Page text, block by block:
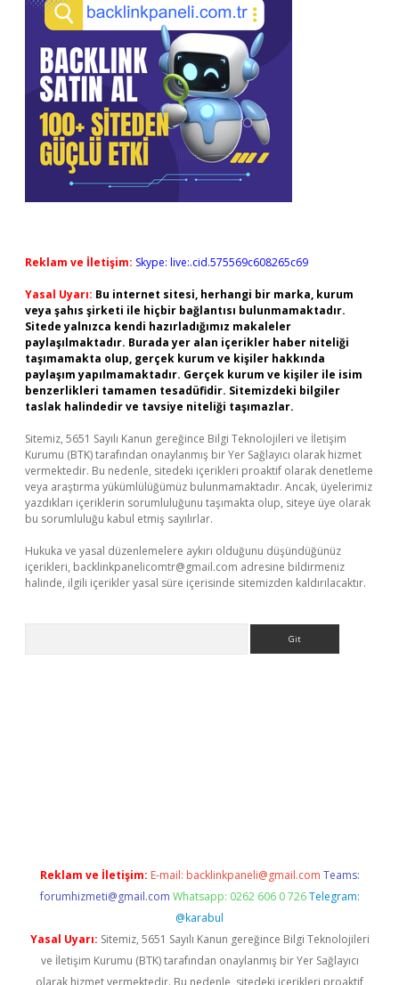
Reklam ve İletişim: Skype: live:.cid.575569c608265c69
Yasal Uyarı: Bu internet sitesi, herhangi bir marka, kurum
veya şahıs şirketi ile hiçbir bağlantısı bulunmamaktadır.
Sitede yalnızca kendi hazırladığımız makaleler
paylaşılmaktadır. Burada yer alan içerikler haber niteliği
taşımamakta olup, gerçek kurum ve kişiler hakkında
paylaşım yapılmamaktadır. Gerçek kurum ve kişiler ile isim
benzerlikleri tamamen tesadüfidir. Sitemizdeki bilgiler
taslak halindedir ve tavsiye niteliği taşımazlar.
Sitemiz, 5651 Sayılı Kanun gereğince Bilgi Teknolojileri ve İletişim
Kurumu (BTK) tarafından onaylanmış bir Yer Sağlayıcı olarak hizmet
vermektedir. Bu nedenle, sitedeki içerikleri proaktif olarak denetleme
veya araştırma yükümlülüğümüz bulunmamaktadır. Ancak, üyelerimiz
yazdıkları içeriklerin sorumluluğunu taşımakta olup, siteye üye olarak
bu sorumluluğu kabul etmiş sayılırlar.
Hukuka ve yasal düzenlemelere aykırı olduğunu düşündüğünüz
içerikleri, backlinkpanelicomtr@gmail.com adresine bildirmeniz
halinde, ilgili içerikler yasal süre içerisinde sitemizden kaldırılacaktır.
Reklam ve İletişim: E-mail: backlinkpaneli@gmail.com Teams:
forumhizmeti@gmail.com Whatsapp: 0262 606 0 726 Telegram:
@karabul
Yasal Uyarı: Sitemiz, 5651 Sayılı Kanun gereğince Bilgi Teknolojileri
ve İletişim Kurumu (BTK) tarafından onaylanmış bir Yer Sağlayıcı
olarak hizmet vermektedir. Bu nedenle, sitedeki içerikleri proaktif